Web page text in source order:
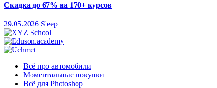
Скидка до 67% на 170+ курсов
29.05.2026 Sleep
Всё про автомобили
Моментальные покупки
Всё для Photoshop